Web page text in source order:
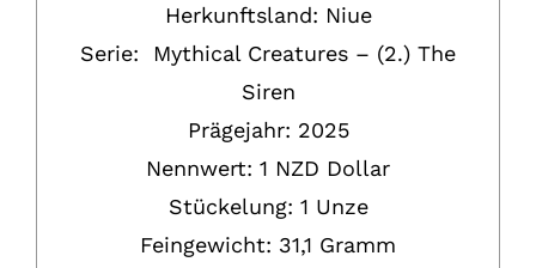
Herkunftsland: Niue
Serie: Mythical Creatures – (2.) The
Siren
Prägejahr: 2025
Nennwert: 1 NZD Dollar
Stückelung: 1 Unze
Feingewicht: 31,1 Gramm